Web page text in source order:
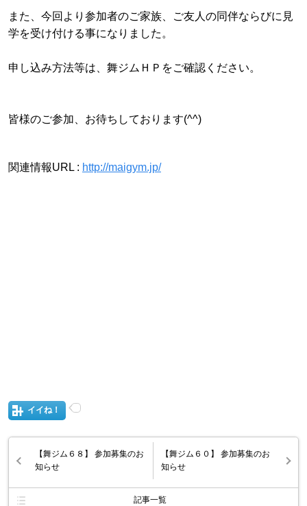
また、今回より参加者のご家族、ご友人の同伴ならびに見
学を受け付ける事になりました。
申し込み方法等は、舞ジムＨＰをご確認ください。
皆様のご参加、お待ちしております(^^)
関連情報URL : http://maigym.jp/
イイね！
【舞ジム６８】 参加募集のお
知らせ
【舞ジム６０】 参加募集のお
知らせ
記事一覧